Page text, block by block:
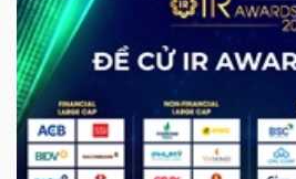
VẬT
LIỆU